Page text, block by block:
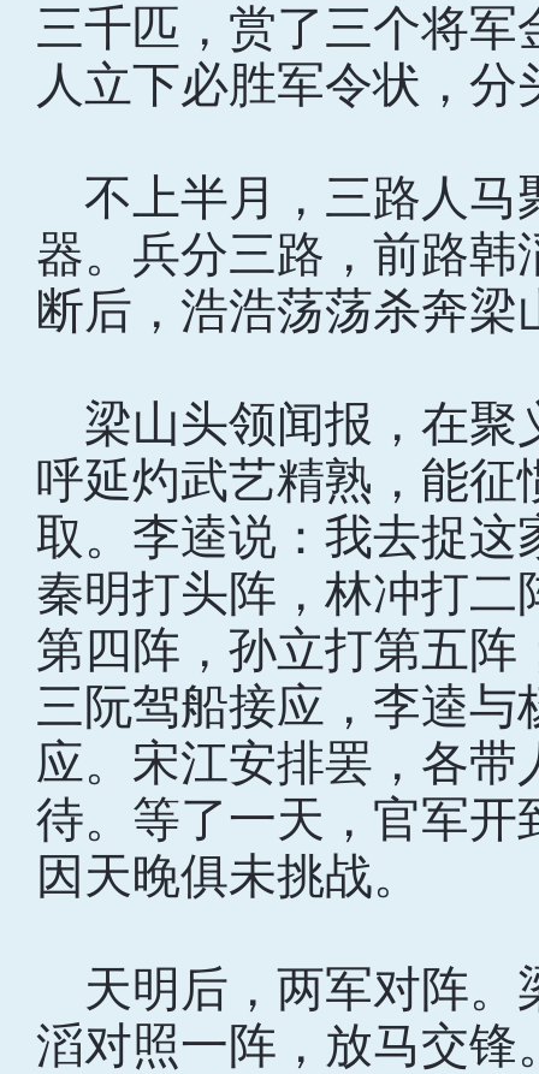
三千匹，赏了三个将
人立下必胜军令状，
不上半月，三路人马
器。兵分三路，前路
断后，浩浩荡荡杀奔
梁山头领闻报，在聚
呼延灼武艺精熟，能
取。李逵说：我去捉
秦明打头阵，林冲打
第四阵，孙立打第五
三阮驾船接应，李逵
应。宋江安排罢，各
待。等了一天，官军开
因天晚俱未挑战。
天明后，两军对阵。
滔对照一阵，放马交锋